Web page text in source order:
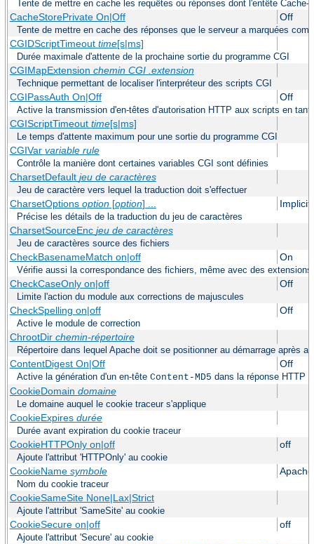
Tente de mettre en cache les requêtes ou réponses dont l'entête
CacheStorePrivate On|Off Off
Tente de mettre en cache des réponses que le serveur a marquées
CGIDScriptTimeout time[s|ms]
Durée maximale d'attente de la prochaine sortie du programme CGI
CGIMapExtension chemin CGI .extension
Technique permettant de localiser l'interpréteur des scripts CGI
CGIPassAuth On|Off Off
Active la transmission d'en-têtes d'autorisation HTTP aux scripts en tant
CGIScriptTimeout time[s|ms]
Le temps d'attente maximum pour une sortie du programme CGI
CGIVar variable rule
Contrôle la manière dont certaines variables CGI sont définies
CharsetDefault jeu de caractères
Jeu de caractère vers lequel la traduction doit s'effectuer
CharsetOptions option[option] ...
Précise les détails de la traduction du jeu de caractères
CharsetSourceEnc jeu de caractères
Jeu de caractères source des fichiers
CheckBasenameMatch on|off On
Vérifie aussi la correspondance des fichiers, même avec des
CheckCaseOnly on|off Off
Limite l'action du module aux corrections de majuscules
CheckSpelling on|off Off
Active le module de correction
ChrootDir chemin-répertoire
Répertoire dans lequel Apache doit se positionner au démarrage après
ContentDigest On|Off Off
Active la génération d'un en-tête Content-MD5 dans la réponse HTTP
CookieDomain domaine
Le domaine auquel le cookie traceur s'applique
CookieExpires durée
Durée avant expiration du cookie traceur
CookieHTTPOnly on|off off
Ajoute l'attribut 'HTTPOnly' au cookie
CookieName symbole Apache
Nom du cookie traceur
CookieSameSite None|Lax|Strict
Ajoute l'attribut 'SameSite' au cookie
CookieSecure on|off off
Ajoute l'attribut 'Secure' au cookie